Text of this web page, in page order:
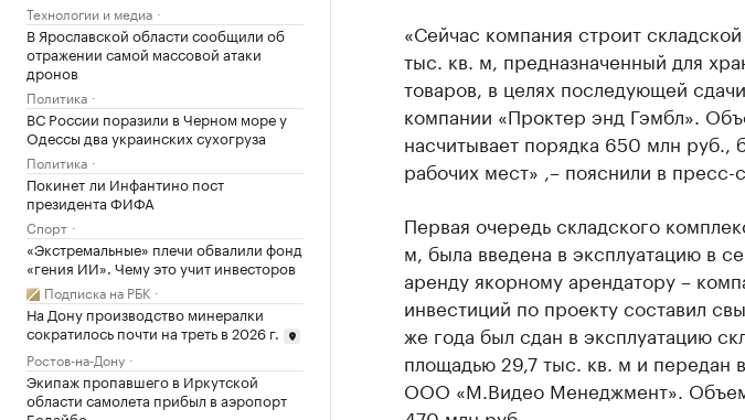
Технологии и медиа
В Ярославской области сообщили об
отражении самой массовой атаки
дронов
Политика
ВС России поразили в Черном море у
Одессы два украинских сухогруза
Политика
Покинет ли Инфантино пост
президента ФИФА
Спорт
«Экстремальные» плечи обвалили фонд
«гения ИИ». Чему это учит инвесторов
Подписка на РБК
На Дону производство минералки
сократилось почти на треть в 2026 г.
Ростов-на-Дону
Экипаж пропавшего в Иркутской
области самолета прибыл в аэропорт
«Сейчас компания строит
тыс. кв. м, предназначенный для
товаров, в целях последующей
компании «Проктер энд Гэмбл».
насчитывает порядка 650 млн руб.,
рабочих мест» ,– пояснили в пресс-
Первая очередь складского
м, была введена в эксплуатацию в
аренду якорному арендатору –
инвестиций по проекту составил
же года был сдан в эксплуатацию
площадью 29,7 тыс. кв. м и передан
ООО «М.Видео Менеджмент». Объем